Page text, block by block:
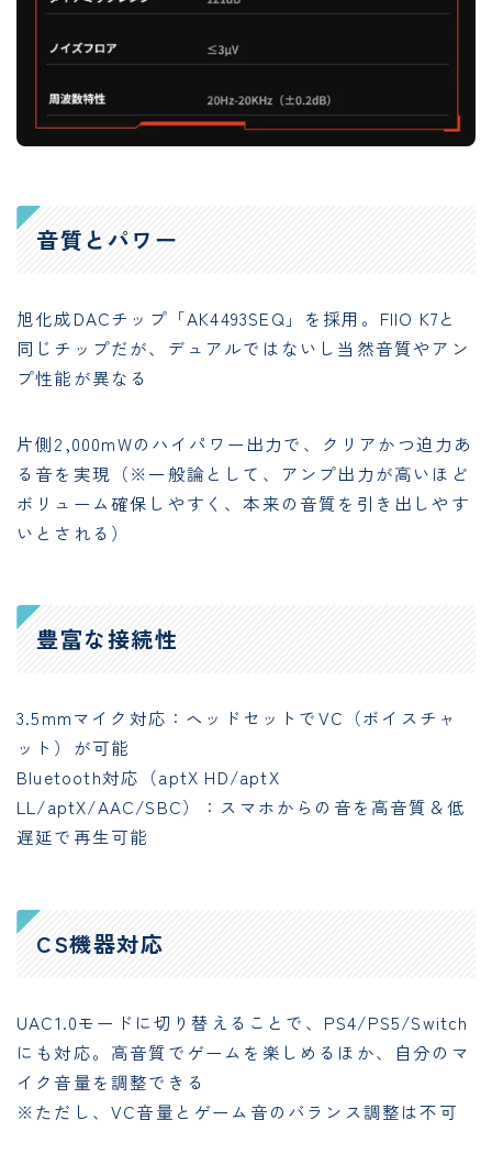
音質とパワー
旭化成DACチップ「AK4493SEQ」を採用。FIIO K7と
同じチップだが、デュアルではないし当然音質やアン
プ性能が異なる
片側2,000mWのハイパワー出力で、クリアかつ迫力あ
る音を実現（※一般論として、アンプ出力が高いほど
ボリューム確保しやすく、本来の音質を引き出しやす
いとされる）
豊富な接続性
3.5mmマイク対応：ヘッドセットでVC（ボイスチャ
ット）が可能
Bluetooth対応（aptX HD/aptX
LL/aptX/AAC/SBC）：スマホからの音を高音質＆低
遅延で再生可能
CS機器対応
UAC1.0モードに切り替えることで、PS4/PS5/Switch
にも対応。高音質でゲームを楽しめるほか、自分のマ
イク音量を調整できる
※ただし、VC音量とゲーム音のバランス調整は不可